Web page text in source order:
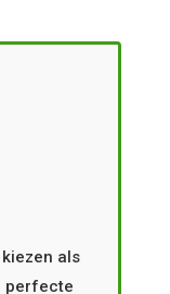
als
perfecte